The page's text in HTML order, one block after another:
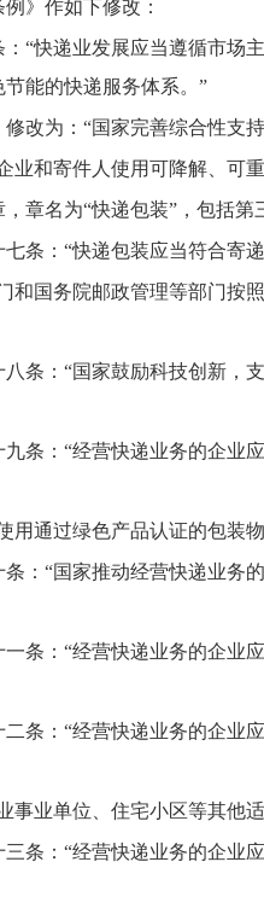
》作如下修改：
“快递业发展应当遵循市场
能的快递服务体系。”
改为：“国家完善综合性支
业和寄件人使用可降解、可
章名为“快递包装”，包括第
条：“快递包装应当符合寄
和国务院邮政管理等部门按
条：“国家鼓励科技创新，
条：“经营快递业务的企业
用通过绿色产品认证的包装
：“国家推动经营快递业务
条：“经营快递业务的企业
条：“经营快递业务的企业
事业单位、住宅小区等其他
条：“经营快递业务的企业